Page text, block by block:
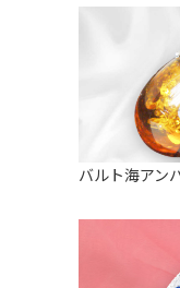
カードスタ
マグネット
すべて見る
バルト海アン